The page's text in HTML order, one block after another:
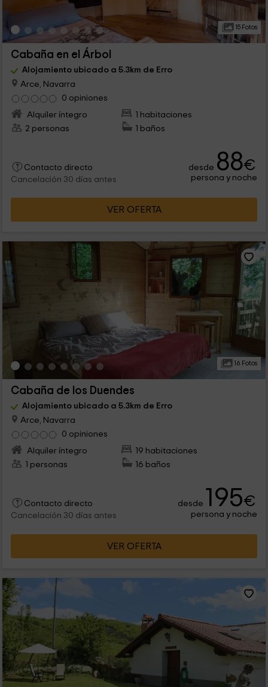
15 Fotos
Cabaña en el Árbol
Alojamiento ubicado a 5.3km de Erro
Arce, Navarra
0 opiniones
Alquiler íntegro
1 habitaciones
2 personas
1 baños
Contacto directo
Cancelación 30 días antes
desde 88€
persona y noche
VER OFERTA
16 Fotos
Cabaña de los Duendes
Alojamiento ubicado a 5.3km de Erro
Arce, Navarra
0 opiniones
Alquiler íntegro
19 habitaciones
1 personas
16 baños
Contacto directo
Cancelación 30 días antes
desde 195€
persona y noche
VER OFERTA